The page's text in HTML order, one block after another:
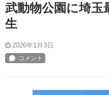
武動物公園に埼玉
生
2026年1月3日